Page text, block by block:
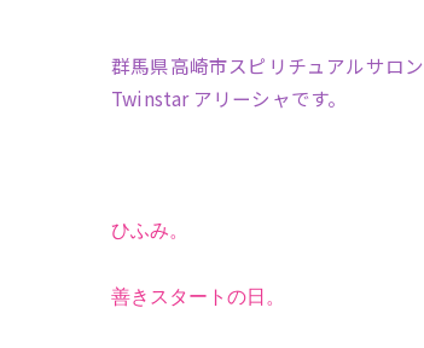
群馬県高崎市スピリチュアルサロン
Twinstar アリーシャです。
ひふみ。
善きスタートの日。